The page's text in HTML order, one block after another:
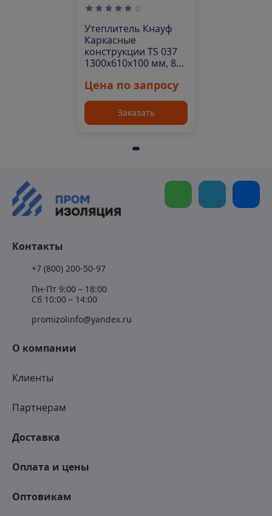
0
Утеплитель Кнауф
Каркасные
конструкции TS 037
1300х610х100 мм, 8
Цена по запросу
Заказать
О компании
Клиенты
Партнерам
Доставка
Оплата и цены
Оптовикам
Контакты
+7 (800) 200-50-97
Пн-Пт 9:00 – 18:00
Сб 10:00 – 14:00
promizolinfo@yandex.ru